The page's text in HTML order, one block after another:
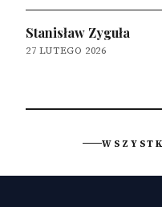
Stanisław Zyguła
27 LUTEGO 2026